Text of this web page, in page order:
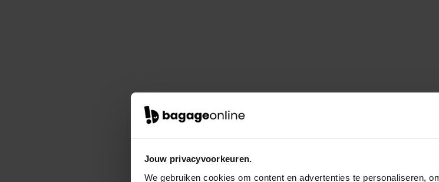
Jouw privacyvoorkeuren.
We gebruiken cookies om content en advertenties te personaliseren,